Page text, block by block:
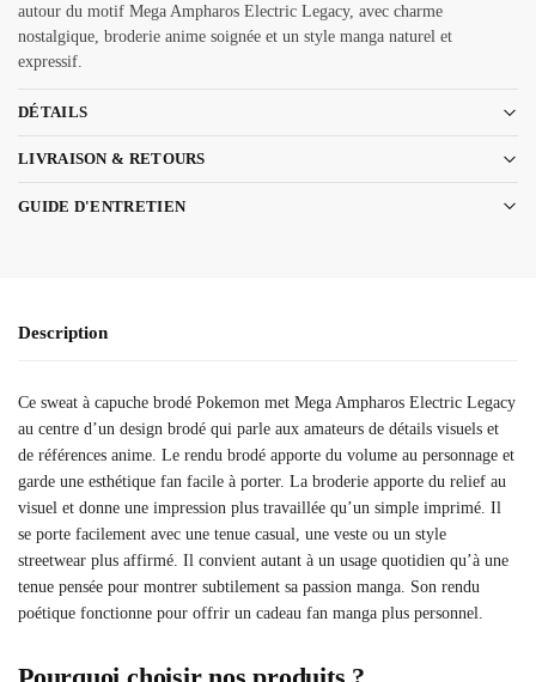
autour du motif Mega Ampharos Electric Legacy, avec charme
nostalgique, broderie anime soignée et un style manga naturel et
expressif.
DÉTAILS
LIVRAISON & RETOURS
GUIDE D'ENTRETIEN
Description
Ce sweat à capuche brodé Pokemon met Mega Ampharos Electric Legacy
au centre d’un design brodé qui parle aux amateurs de détails visuels et
de références anime. Le rendu brodé apporte du volume au personnage et
garde une esthétique fan facile à porter. La broderie apporte du relief au
visuel et donne une impression plus travaillée qu’un simple imprimé. Il
se porte facilement avec une tenue casual, une veste ou un style
streetwear plus affirmé. Il convient autant à un usage quotidien qu’à une
tenue pensée pour montrer subtilement sa passion manga. Son rendu
poétique fonctionne pour offrir un cadeau fan manga plus personnel.